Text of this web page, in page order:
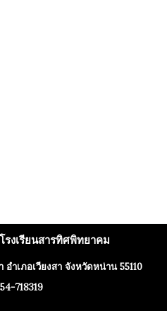
งเรียนสารทิศพิทยาคม
ำเภอเวียงสา จังหวัดหน่าน 55110
718319